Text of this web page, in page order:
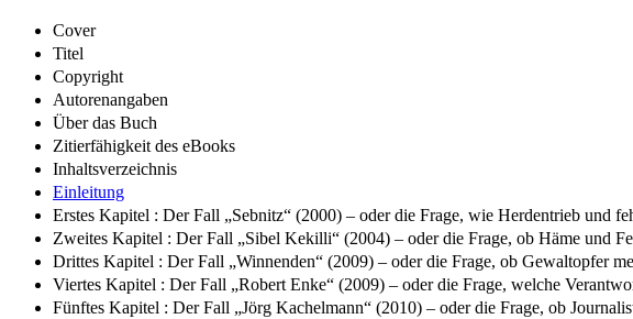
Cover
Titel
Copyright
Autorenangaben
Über das Buch
Zitierfähigkeit des eBooks
Inhaltsverzeichnis
Einleitung
Erstes Kapitel : Der Fall „Sebnitz“ (2000) – oder die Frage, wie Herdentrieb und
Zweites Kapitel : Der Fall „Sibel Kekilli“ (2004) – oder die Frage, ob Häme und
Drittes Kapitel : Der Fall „Winnenden“ (2009) – oder die Frage, ob Gewaltopfer
Viertes Kapitel : Der Fall „Robert Enke“ (2009) – oder die Frage, welche
Fünftes Kapitel : Der Fall „Jörg Kachelmann“ (2010) – oder die Frage, ob